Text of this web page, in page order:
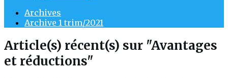
Archives
Archive 1 trim/2021
Article(s) récent(s) sur "Avantages
et réductions"